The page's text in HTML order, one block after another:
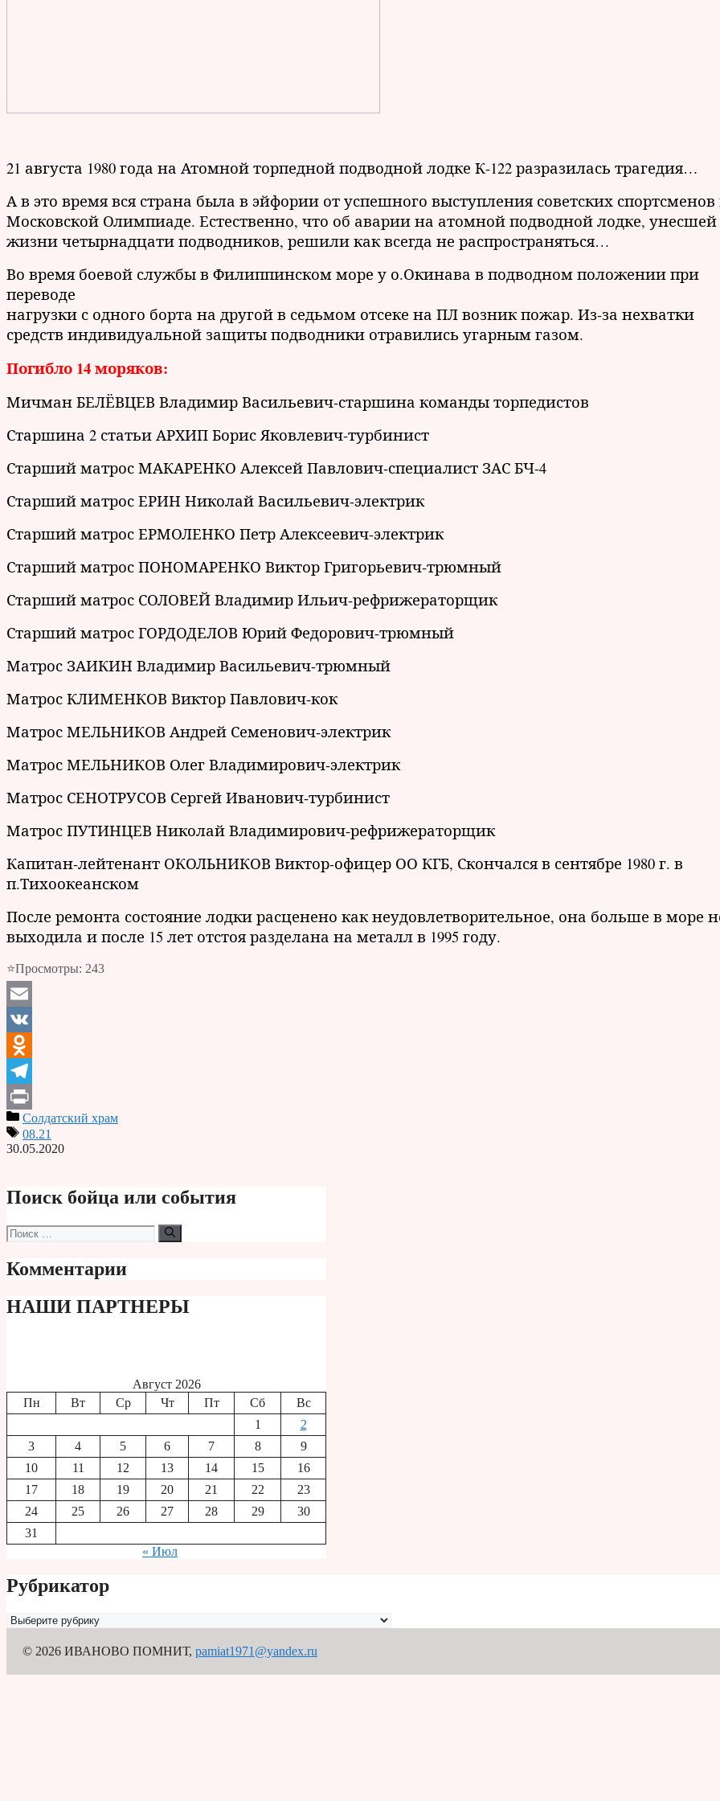
21 августа 1980 года на Атомной торпедной подводной лодке К-122 разразилась трагедия…
А в это время вся страна была в эйфории от успешного выступления советских спортсменов
Московской Олимпиаде. Естественно, что об аварии на атомной подводной лодке, унесшей
жизни четырнадцати подводников, решили как всегда не распространяться…
Во время боевой службы в Филиппинском море у о.Окинава в подводном положении при
переводе
нагрузки с одного борта на другой в седьмом отсеке на ПЛ возник пожар. Из-за нехватки
средств индивидуальной защиты подводники отравились угарным газом.
Погибло 14 моряков:
Мичман БЕЛЁВЦЕВ Владимир Васильевич-старшина команды торпедистов
Старшина 2 статьи АРХИП Борис Яковлевич-турбинист
Старший матрос МАКАРЕНКО Алексей Павлович-специалист ЗАС БЧ-4
Старший матрос ЕРИН Николай Васильевич-электрик
Старший матрос ЕРМОЛЕНКО Петр Алексеевич-электрик
Старший матрос ПОНОМАРЕНКО Виктор Григорьевич-трюмный
Старший матрос СОЛОВЕЙ Владимир Ильич-рефрижераторщик
Старший матрос ГОРДОДЕЛОВ Юрий Федорович-трюмный
Матрос ЗАИКИН Владимир Васильевич-трюмный
Матрос КЛИМЕНКОВ Виктор Павлович-кок
Матрос МЕЛЬНИКОВ Андрей Семенович-электрик
Матрос МЕЛЬНИКОВ Олег Владимирович-электрик
Матрос СЕНОТРУСОВ Сергей Иванович-турбинист
Матрос ПУТИНЦЕВ Николай Владимирович-рефрижераторщик
Капитан-лейтенант ОКОЛЬНИКОВ Виктор-офицер ОО КГБ, Скончался в сентябре 1980 г. в
п.Тихоокеанском
После ремонта состояние лодки расценено как неудовлетворительное, она больше в море
выходила и после 15 лет отстоя разделана на металл в 1995 году.
⭐Просмотры: 243
Email
VK
Odnoklassniki
Telegram
PrintСолдатский храм
08.21
30.05.2020
Поиск бойца или события
Поиск:
Комментарии
НАШИ ПАРТНЕРЫ
Август 2026
Пн
Вт Ср Чт Пт Сб
Вс
1
2
3
4 5 6 7 8
9
10
11 12 13 14 15
16
17
18 19 20 21 22
23
24
25 26 27 28 29
30
31
« Июл
Рубрикатор
Рубрикатор
© 2026 ИВАНОВО ПОМНИТ, pamiat1971@yandex.ru